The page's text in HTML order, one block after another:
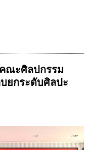
ณะศิลปกรรม
ยกระดับศิลปะ